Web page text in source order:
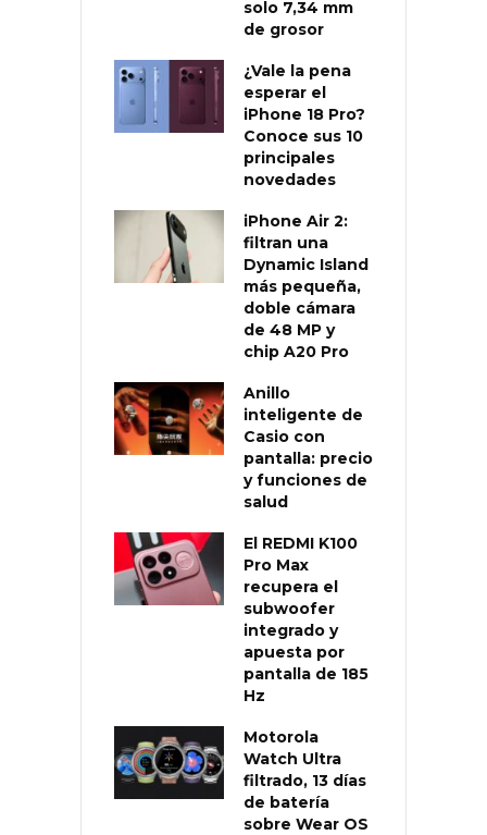
solo 7,34 mm
de grosor
¿Vale la pena
esperar el
iPhone 18 Pro?
Conoce sus 10
principales
novedades
iPhone Air 2:
filtran una
Dynamic Island
más pequeña,
doble cámara
de 48 MP y
chip A20 Pro
Anillo
inteligente de
Casio con
pantalla: precio
y funciones de
salud
El REDMI K100
Pro Max
recupera el
subwoofer
integrado y
apuesta por
pantalla de 185
Hz
Motorola
Watch Ultra
filtrado, 13 días
de batería
sobre Wear OS